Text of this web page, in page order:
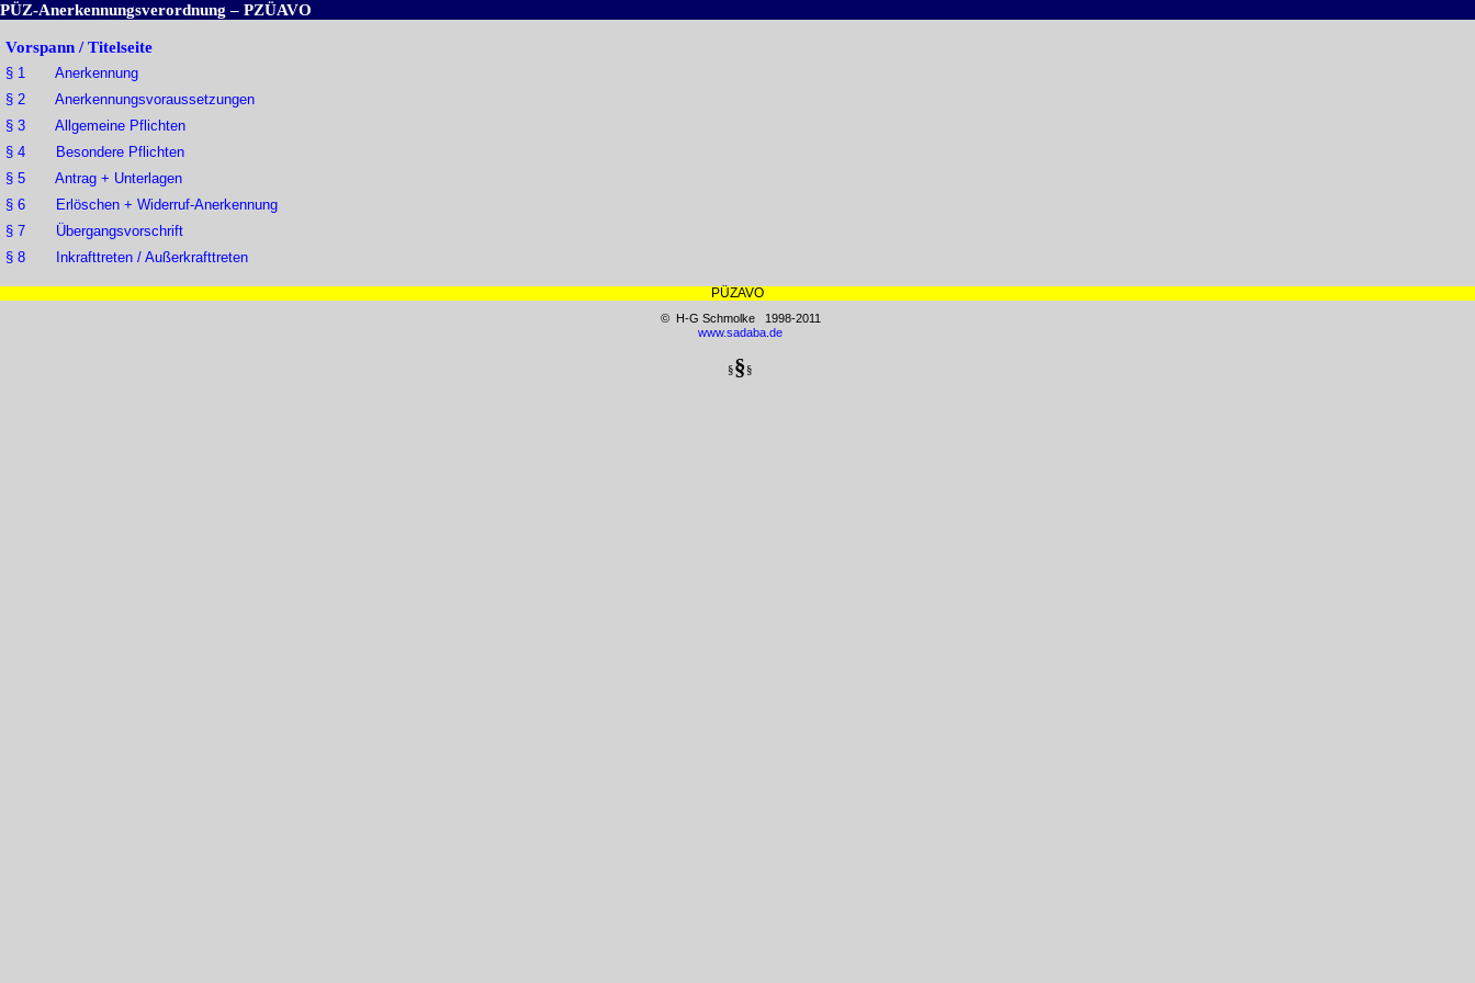
PÜZ-Anerkennungsverordnung – PZÜAVO
Vorspann / Titelseite
§ 1 Anerkennung
§ 2 Anerkennungsvoraussetzungen
§ 3 Allgemeine Pflichten
§ 4 Besondere Pflichten
§ 5 Antrag + Unterlagen
§ 6 Erlöschen + Widerruf-Anerkennung
§ 7 Übergangsvorschrift
§ 8 Inkrafttreten / Außerkrafttreten
PÜZAVO
© H-G Schmolke 1998-2011
www.sadaba.de
§§§